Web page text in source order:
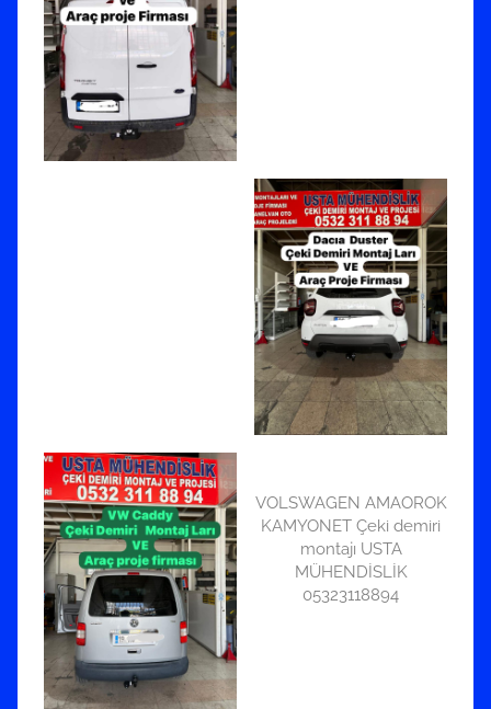
VOLSWAGEN AMAOROK
KAMYONET Çeki demiri
montajı USTA
MÜHENDİSLİK
05323118894